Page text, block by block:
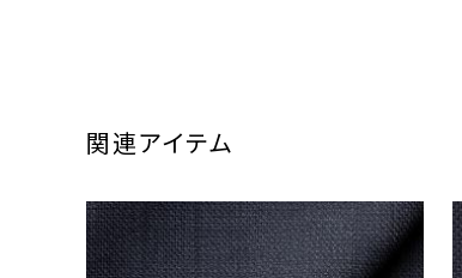
関連アイテム